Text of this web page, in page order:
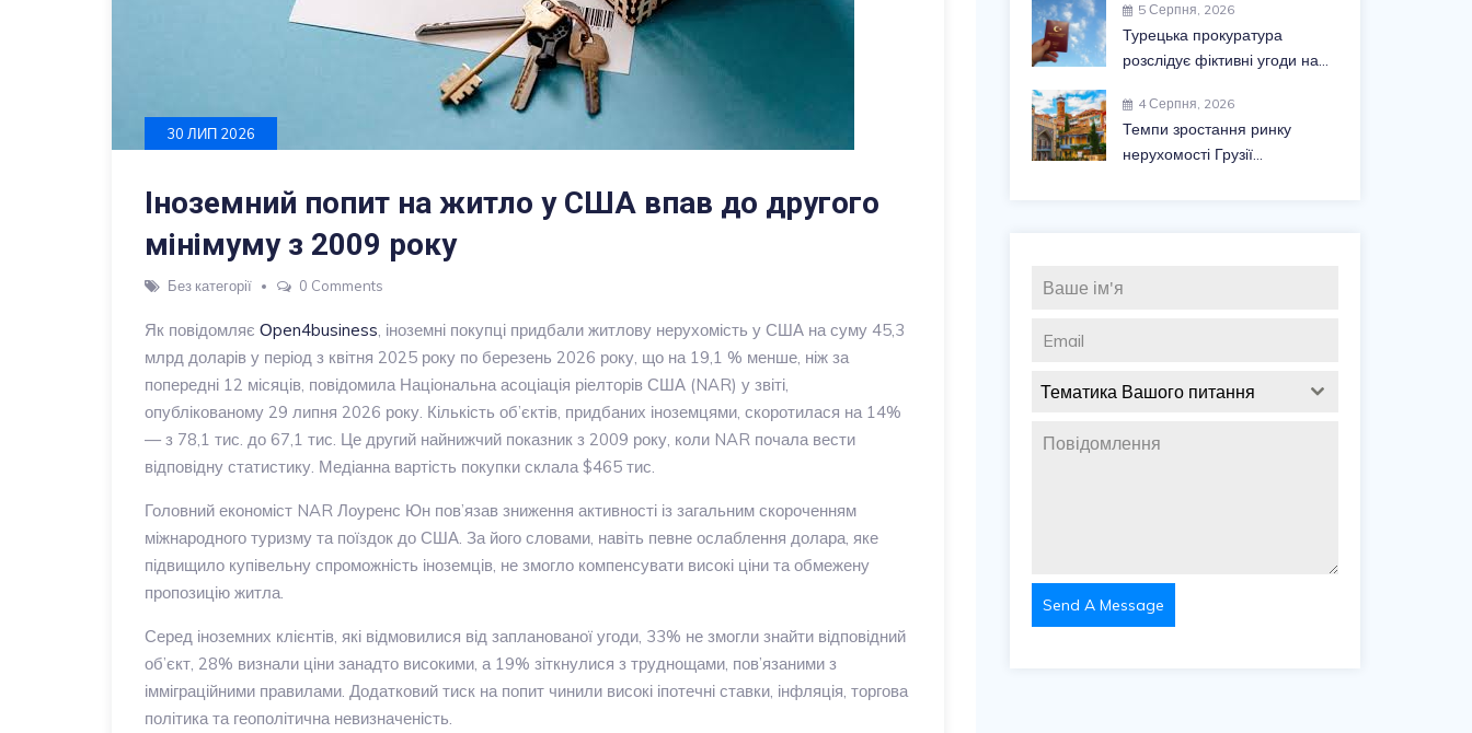
30 ЛИП 2026
Іноземний попит на житло у США впав до другого
мінімуму з 2009 року
Без категорії 0 Comments
Як повідомляє Оpen4business, іноземні покупці придбали житлову нерухомість у США на суму 45,3
млрд доларів у період з квітня 2025 року по березень 2026 року, що на 19,1 % менше, ніж за
попередні 12 місяців, повідомила Національна асоціація ріелторів США (NAR) у звіті,
опублікованому 29 липня 2026 року. Кількість об’єктів, придбаних іноземцями, скоротилася на 14%
— з 78,1 тис. до 67,1 тис. Це другий найнижчий показник з 2009 року, коли NAR почала вести
відповідну статистику. Медіанна вартість покупки склала $465 тис.
Головний економіст NAR Лоуренс Юн пов’язав зниження активності із загальним скороченням
міжнародного туризму та поїздок до США. За його словами, навіть певне ослаблення долара, яке
підвищило купівельну спроможність іноземців, не змогло компенсувати високі ціни та обмежену
пропозицію житла.
Серед іноземних клієнтів, які відмовилися від запланованої угоди, 33% не змогли знайти відповідний
об’єкт, 28% визнали ціни занадто високими, а 19% зіткнулися з труднощами, пов’язаними з
імміграційними правилами. Додатковий тиск на попит чинили високі іпотечні ставки, інфляція, торгова
політика та геополітична невизначеність.
5 Серпня, 2026
Турецька прокуратура
розслідує фіктивні угоди на
4 Серпня, 2026
Темпи зростання ринку
нерухомості Грузії
Тематика Вашого питання
Send A Message